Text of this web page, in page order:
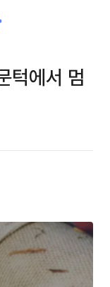
턱에서 멈